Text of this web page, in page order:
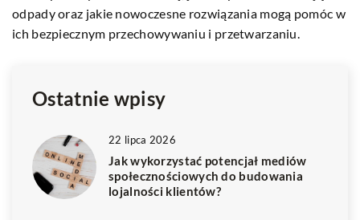
urządzeniami mobilnymi. Uzyskaj praktyczne porady
dotyczące smartfonów i tabletów, które ułatwią Ci
Ostatnie wpisy
22 lipca 2026
Jak wykorzystać potencjał mediów
społecznościowych do budowania
lojalności klientów?